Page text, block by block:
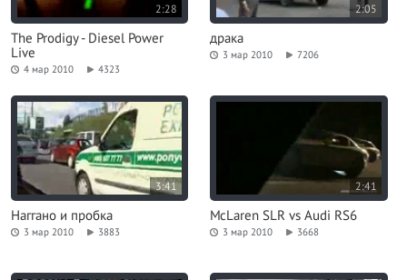
2:28
The Prodigy - Diesel Power
Live
4 мар 2010 4323
2:05
драка
3 мар 2010 7206
3:41
Наггано и пробка
3 мар 2010 3883
2:41
McLaren SLR vs Audi RS6
3 мар 2010 3668